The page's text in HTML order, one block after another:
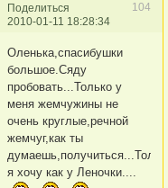
Поделиться
104
2010-01-11 18:28:34
Оленька,спасибушки
большое.Сяду
пробовать...Только у
меня жемчужины не
очень круглые,речной
жемчуг,как ты
я хочу как у Леночки....